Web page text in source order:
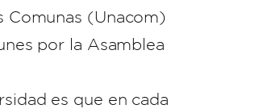
Comunas (Unacom)
por la Asamblea
es que en cada